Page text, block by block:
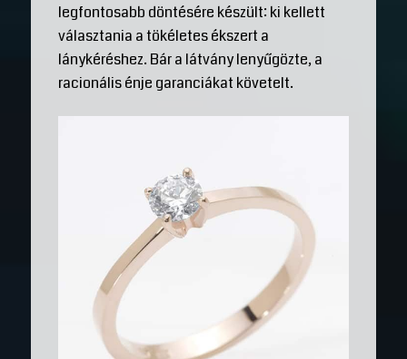
legfontosabb döntésére készült: ki kellett
választania a tökéletes ékszert a
lánykéréshez. Bár a látvány lenyűgözte, a
racionális énje garanciákat követelt.